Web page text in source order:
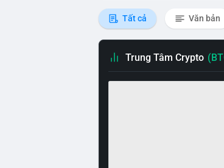
Tất cả Văn bản
Trung Tâm Crypto